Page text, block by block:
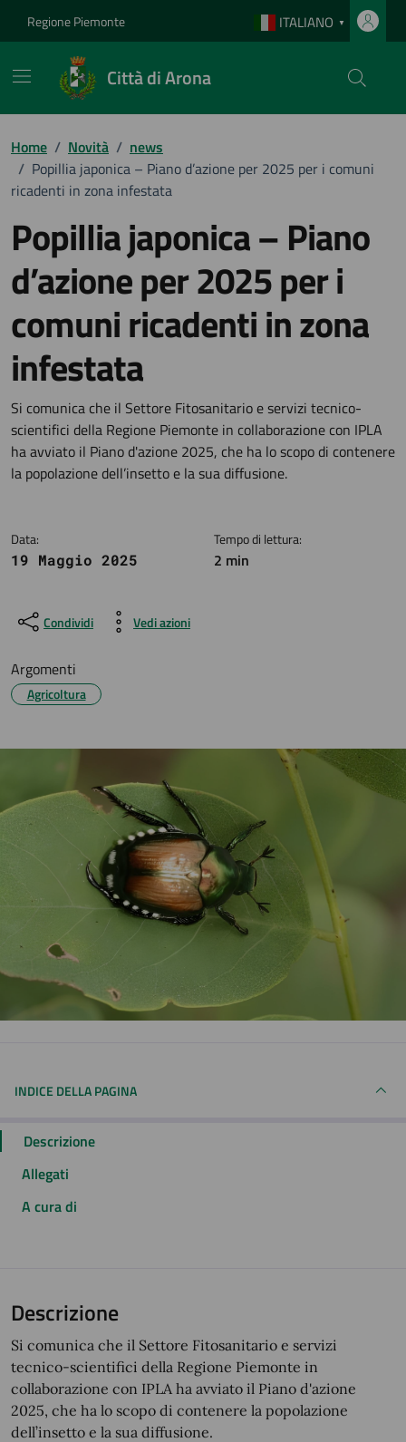
Regione Piemonte ITALIANO ▼
Città di Arona
Home / Novità / news
/ Popillia japonica – Piano d’azione per 2025 per i comuni
ricadenti in zona infestata
Popillia japonica – Piano
d’azione per 2025 per i
comuni ricadenti in zona
infestata
Dettagli della notizia
Si comunica che il Settore Fitosanitario e servizi tecnico-
scientifici della Regione Piemonte in collaborazione con IPLA
ha avviato il Piano d'azione 2025, che ha lo scopo di contenere
la popolazione dell’insetto e la sua diffusione.
Data:
19 Maggio 2025
Tempo di lettura:
2 min
Condividi Vedi azioni
Argomenti
Agricoltura
INDICE DELLA PAGINA
Descrizione
Allegati
A cura di
Descrizione
Si comunica che il Settore Fitosanitario e servizi
tecnico-scientifici della Regione Piemonte in
collaborazione con IPLA ha avviato il Piano d'azione
2025, che ha lo scopo di contenere la popolazione
dell’insetto e la sua diffusione.